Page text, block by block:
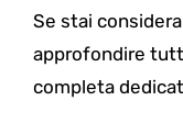
Se stai
approfondire
completa